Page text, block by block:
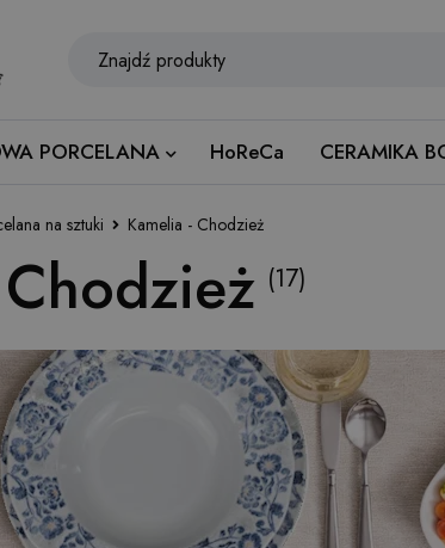
PORCELANA HoReCa CERAMIKA
na sztuki Kamelia - Chodzież
(17)